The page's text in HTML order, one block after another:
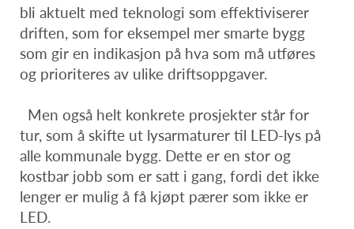
bli aktuelt med teknologi som effektiviserer
driften, som for eksempel mer smarte bygg
som gir en indikasjon på hva som må utføres
og prioriteres av ulike driftsoppgaver.
Men også helt konkrete prosjekter står for
tur, som å skifte ut lysarmaturer til LED-lys på
alle kommunale bygg. Dette er en stor og
kostbar jobb som er satt i gang, fordi det ikke
lenger er mulig å få kjøpt pærer som ikke er
LED.